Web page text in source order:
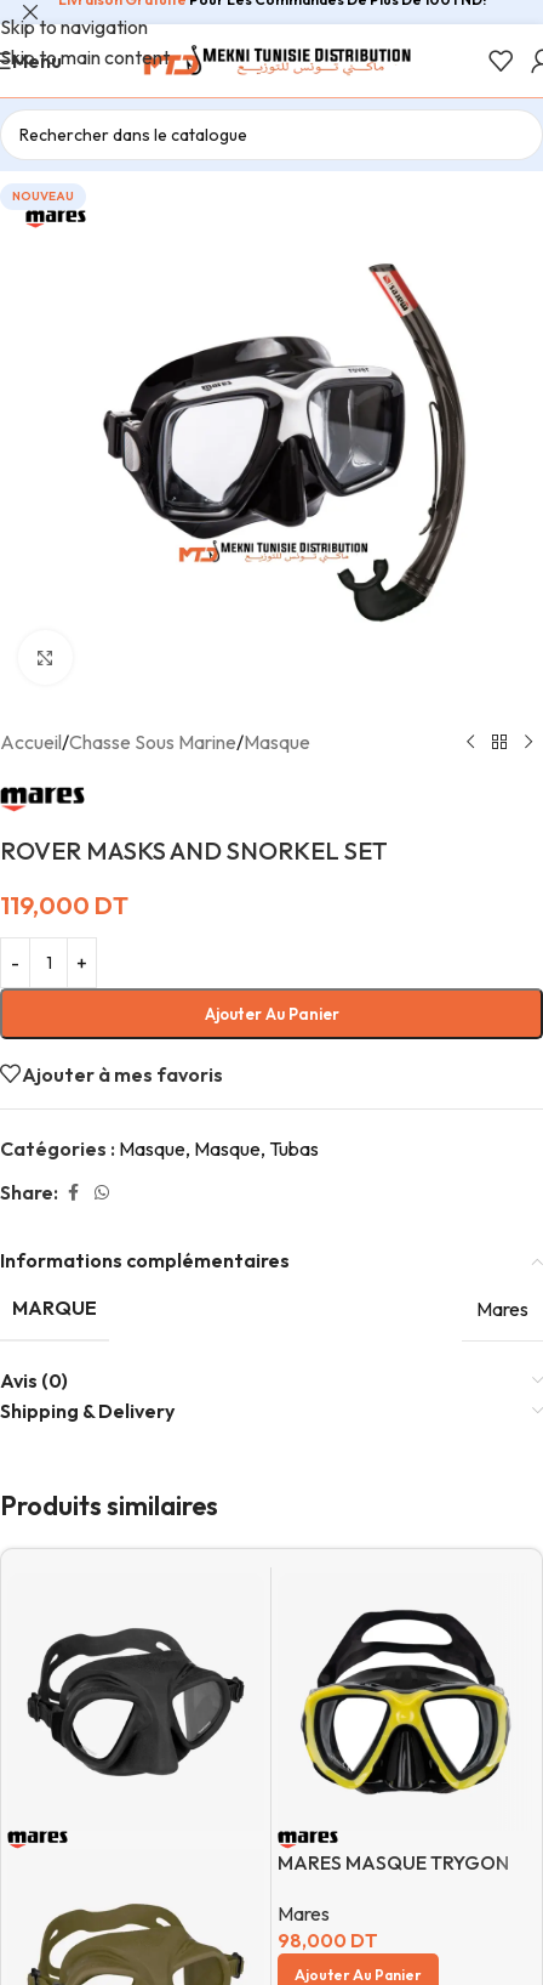
Skip to navigation
Skip to main content
Menu
NOUVEAU
Accueil/Chasse Sous Marine/Masque
ROVER MASKS AND SNORKEL SET
119,000 DT
Ajouter Au Panier
Ajouter à mes favoris
Catégories : Masque, Masque, Tubas
Share:
Informations complémentaires
MARQUE
Mares
Avis (0)
Shipping & Delivery
Produits similaires
MARES MASQUE TRYGON
Mares
98,000 DT
Ajouter Au Panier